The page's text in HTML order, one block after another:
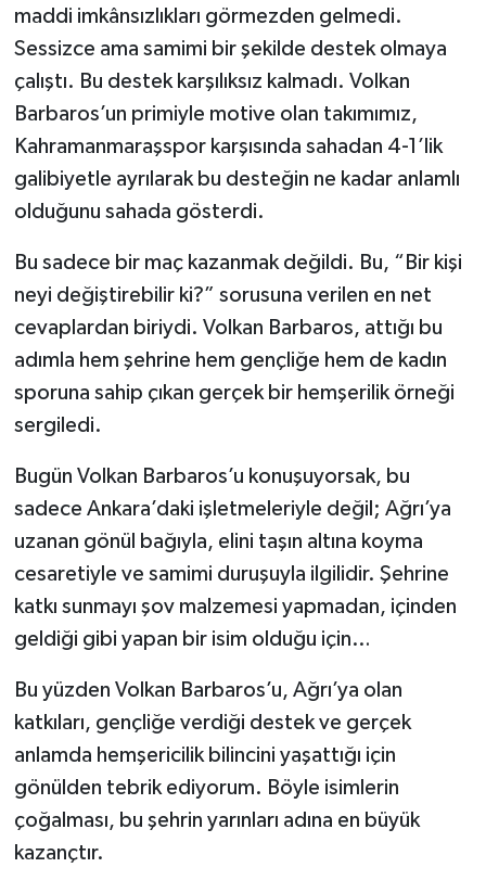
maddi imkânsızlıkları görmezden gelmedi.
Sessizce ama samimi bir şekilde destek olmaya
çalıştı. Bu destek karşılıksız kalmadı. Volkan
Barbaros’un primiyle motive olan takımımız,
Kahramanmaraşspor karşısında sahadan 4-1’lik
galibiyetle ayrılarak bu desteğin ne kadar anlamlı
olduğunu sahada gösterdi.
Bu sadece bir maç kazanmak değildi. Bu, “Bir kişi
neyi değiştirebilir ki?” sorusuna verilen en net
cevaplardan biriydi. Volkan Barbaros, attığı bu
adımla hem şehrine hem gençliğe hem de kadın
sporuna sahip çıkan gerçek bir hemşerilik örneği
sergiledi.
Bugün Volkan Barbaros’u konuşuyorsak, bu
sadece Ankara’daki işletmeleriyle değil; Ağrı’ya
uzanan gönül bağıyla, elini taşın altına koyma
cesaretiyle ve samimi duruşuyla ilgilidir. Şehrine
katkı sunmayı şov malzemesi yapmadan, içinden
geldiği gibi yapan bir isim olduğu için…
Bu yüzden Volkan Barbaros’u, Ağrı’ya olan
katkıları, gençliğe verdiği destek ve gerçek
anlamda hemşericilik bilincini yaşattığı için
gönülden tebrik ediyorum. Böyle isimlerin
çoğalması, bu şehrin yarınları adına en büyük
kazançtır.